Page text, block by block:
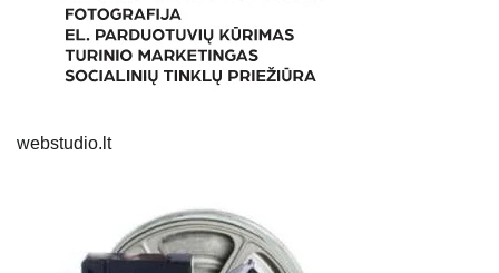
webstudio.lt